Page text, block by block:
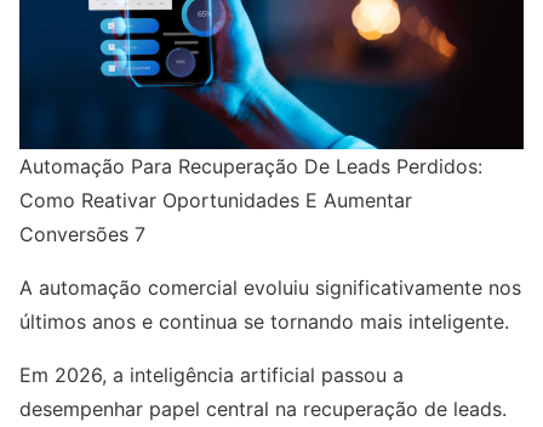
Automação Para Recuperação De Leads Perdidos:
Como Reativar Oportunidades E Aumentar
Conversões 7
A automação comercial evoluiu significativamente nos
últimos anos e continua se tornando mais inteligente.
Em 2026, a inteligência artificial passou a
desempenhar papel central na recuperação de leads.